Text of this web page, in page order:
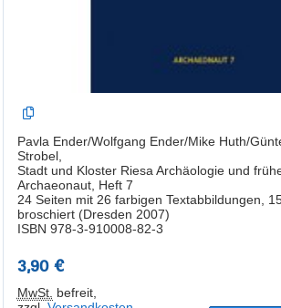
Pavla Ender/Wolfgang Ender/Mike Huth/
Strobel,
Stadt und Kloster Riesa Archäologie und
Archaeonaut, Heft 7
24 Seiten mit 26 farbigen Textabbildungen,
broschiert (Dresden 2007)
ISBN 978-3-910008-82-3
3,90 €
MwSt. befreit,